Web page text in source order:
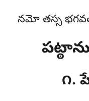
నమో తస్స
౧.